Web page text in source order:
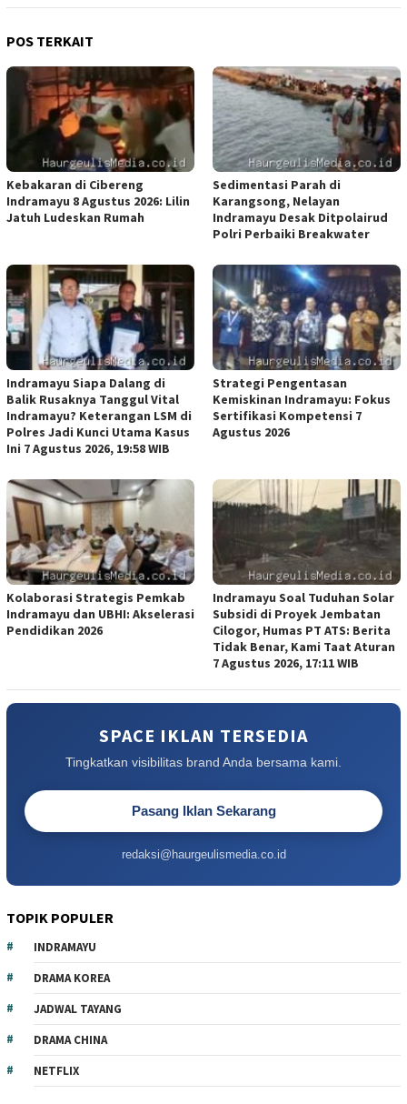
POS TERKAIT
Kebakaran di Cibereng
Indramayu 8 Agustus 2026: Lilin
Jatuh Ludeskan Rumah
Sedimentasi Parah di
Karangsong, Nelayan
Indramayu Desak Ditpolairud
Polri Perbaiki Breakwater
Indramayu Siapa Dalang di
Balik Rusaknya Tanggul Vital
Indramayu? Keterangan LSM di
Polres Jadi Kunci Utama Kasus
Ini 7 Agustus 2026, 19:58 WIB
Strategi Pengentasan
Kemiskinan Indramayu: Fokus
Sertifikasi Kompetensi 7
Agustus 2026
Kolaborasi Strategis Pemkab
Indramayu dan UBHI: Akselerasi
Pendidikan 2026
Indramayu Soal Tuduhan Solar
Subsidi di Proyek Jembatan
Cilogor, Humas PT ATS: Berita
Tidak Benar, Kami Taat Aturan
7 Agustus 2026, 17:11 WIB
SPACE IKLAN TERSEDIA
Tingkatkan visibilitas brand Anda bersama kami.
Pasang Iklan Sekarang
redaksi@haurgeulismedia.co.id
TOPIK POPULER
INDRAMAYU
DRAMA KOREA
JADWAL TAYANG
DRAMA CHINA
NETFLIX